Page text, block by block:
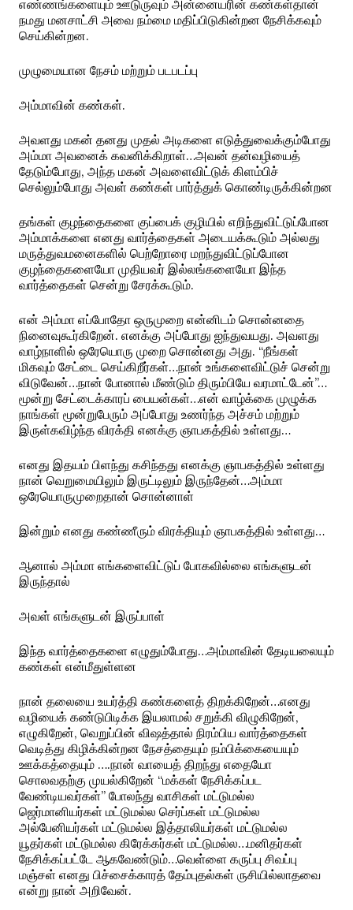
எண்ணங்களையும் ஊடுருவும் அன்னையரின் கண்கள்தான்
நமது மனசாட்சி அவை நம்மை மதிப்பிடுகின்றன நேசிக்கவும்
செய்கின்றன.
முழுமையான நேசம் மற்றும் படபடப்பு
அம்மாவின் கண்கள்.
அவளது மகன் தனது முதல் அடிகளை எடுத்துவைக்கும்போது
அம்மா அவனைக் கவனிக்கிறாள்…அவன் தன்வழியைத்
தேடும்போது, அந்த மகன் அவளைவிட்டுக் கிளம்பிச்
செல்லும்போது அவள் கண்கள் பார்த்துக் கொண்டிருக்கின்றன
தங்கள் குழந்தைகளை குப்பைக் குழியில் எறிந்துவிட்டுப்போன
அம்மாக்களை எனது வார்த்தைகள் அடையக்கூடும் அல்லது
மருத்துவமனைகளில் பெற்றோரை மறந்துவிட்டுப்போன
குழந்தைகளையோ முதியவர் இல்லங்களையோ இந்த
வார்த்தைகள் சென்று சேரக்கூடும்.
என் அம்மா எப்போதோ ஒருமுறை என்னிடம் சொன்னதை
நினைவுகூர்கிறேன். எனக்கு அப்போது ஐந்துவயது. அவளது
வாழ்நாளில் ஒரேயொரு முறை சொன்னது அது. “நீங்கள்
மிகவும் சேட்டை செய்கிறீர்கள்…நான் உங்களைவிட்டுச் சென்று
விடுவேன்…நான் போனால் மீண்டும் திரும்பியே வரமாட்டேன்”…
மூன்று சேட்டைக்காரப் பையன்கள்…என் வாழ்க்கை முழுக்க
நாங்கள் மூன்றுபேரும் அப்போது உணர்ந்த அச்சம் மற்றும்
இருள்கவிழ்ந்த விரக்தி எனக்கு ஞாபகத்தில் உள்ளது…
எனது இதயம் பிளந்து கசிந்தது எனக்கு ஞாபகத்தில் உள்ளது
நான் வெறுமையிலும் இருட்டிலும் இருந்தேன்…அம்மா
ஒரேயொருமுறைதான் சொன்னாள்
இன்றும் எனது கண்ணீரும் விரக்தியும் ஞாபகத்தில் உள்ளது…
ஆனால் அம்மா எங்களைவிட்டுப் போகவில்லை எங்களுடன்
இருந்தால்
அவள் எங்களுடன் இருப்பாள்
இந்த வார்த்தைகளை எழுதும்போது…அம்மாவின் தேடியலையும்
கண்கள் என்மீதுள்ளன
நான் தலையை உயர்த்தி கண்களைத் திறக்கிறேன்…எனது
வழியைக் கண்டுபிடிக்க இயலாமல் சறுக்கி விழுகிறேன்,
எழுகிறேன், வெறுப்பின் விஷத்தால் நிரம்பிய வார்த்தைகள்
வெடித்து கிழிக்கின்றன நேசத்தையும் நம்பிக்கையையும்
ஊக்கத்தையும் ….நான் வாயைத் திறந்து எதையோ
சொலவதற்கு முயல்கிறேன் “மக்கள் நேசிக்கப்பட
வேண்டியவர்கள்” போலந்து வாசிகள் மட்டுமல்ல
ஜெர்மானியர்கள் மட்டுமல்ல செர்ப்கள் மட்டுமல்ல
அல்பேனியர்கள் மட்டுமல்ல இத்தாலியர்கள் மட்டுமல்ல
யூதர்கள் மட்டுமல்ல கிரேக்கர்கள் மட்டுமல்ல…மனிதர்கள்
நேசிக்கப்பட்டே ஆகவேண்டும்…வெள்ளை கருப்பு சிவப்பு
மஞ்சள் எனது பிச்சைக்காரத் தேம்புதல்கள் ருசியில்லாதவை
என்று நான் அறிவேன்.